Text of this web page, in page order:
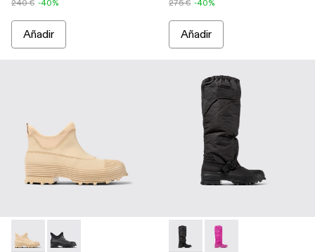
240 € -40%
Añadir
275 € -40%
Añadir
Traktori - A700009-002 - Botines beige
Traktori - A700009-001 - Botines negros
Traktori - A700008-001 -
Traktori - A700008-